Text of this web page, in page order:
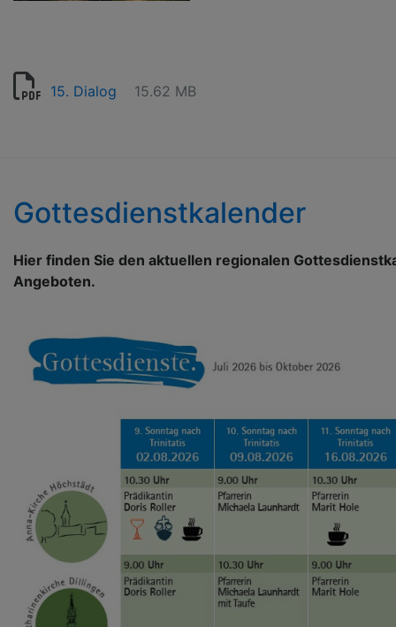
15. Dialog 15.62 MB
Gottesdienstkalender
Hier finden Sie den aktuellen regionalen
Angeboten.